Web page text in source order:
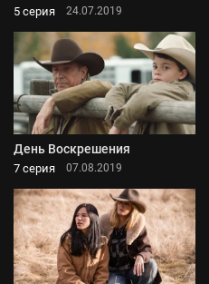
5 серия 24.07.2019
День Воскрешения
7 серия 07.08.2019